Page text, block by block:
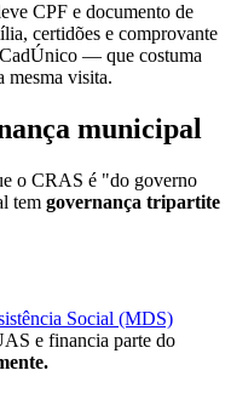
CPF e documento de
certidões e comprovante
— que costuma
mesma visita.
municipal
o CRAS é "do governo
tem governança tripartite
Social (MDS)
e financia parte do